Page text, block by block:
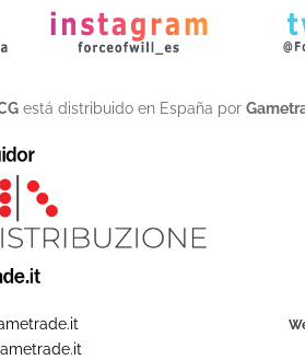
está distribuido en España por